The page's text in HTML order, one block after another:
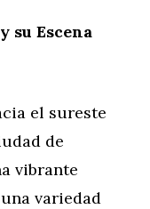
su Escena
el sureste
de
vibrante
variedad